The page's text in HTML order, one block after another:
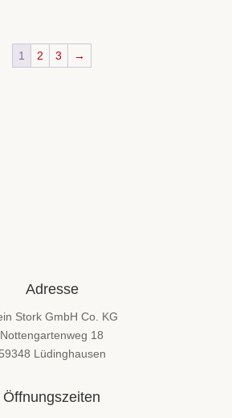
1 2 3 →
Adresse
Stork GmbH Co. KG
Nottengartenweg 18
59348 Lüdinghausen
Öffnungszeiten